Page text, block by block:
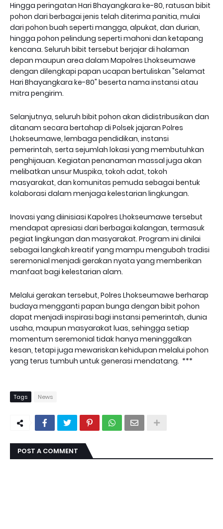
Hingga peringatan Hari Bhayangkara ke-80, ratusan bibit
pohon dari berbagai jenis telah diterima panitia, mulai
dari pohon buah seperti mangga, alpukat, dan durian,
hingga pohon pelindung seperti mahoni dan ketapang
kencana. Seluruh bibit tersebut berjajar di halaman
depan maupun area dalam Mapolres Lhokseumawe
dengan dilengkapi papan ucapan bertuliskan "Selamat
Hari Bhayangkara ke-80" beserta nama instansi atau
mitra pengirim.
Selanjutnya, seluruh bibit pohon akan didistribusikan dan
ditanam secara bertahap di Polsek jajaran Polres
Lhokseumawe, lembaga pendidikan, instansi
pemerintah, serta sejumlah lokasi yang membutuhkan
penghijauan. Kegiatan penanaman massal juga akan
melibatkan unsur Muspika, tokoh adat, tokoh
masyarakat, dan komunitas pemuda sebagai bentuk
kolaborasi dalam menjaga kelestarian lingkungan.
Inovasi yang diinisiasi Kapolres Lhokseumawe tersebut
mendapat apresiasi dari berbagai kalangan, termasuk
pegiat lingkungan dan masyarakat. Program ini dinilai
sebagai langkah kreatif yang mampu mengubah tradisi
seremonial menjadi gerakan nyata yang memberikan
manfaat bagi kelestarian alam.
Melalui gerakan tersebut, Polres Lhokseumawe berharap
budaya mengganti papan bunga dengan bibit pohon
dapat menjadi inspirasi bagi instansi pemerintah, dunia
usaha, maupun masyarakat luas, sehingga setiap
momentum seremonial tidak hanya meninggalkan
kesan, tetapi juga mewariskan kehidupan melalui pohon
yang terus tumbuh untuk generasi mendatang. ***
Tags News
POST A COMMENT